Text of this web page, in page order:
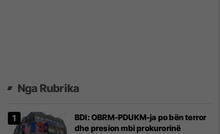
Nga Rubrika
BDI: OBRM-PDUKM-ja po bën terror
dhe presion mbi prokurorinë